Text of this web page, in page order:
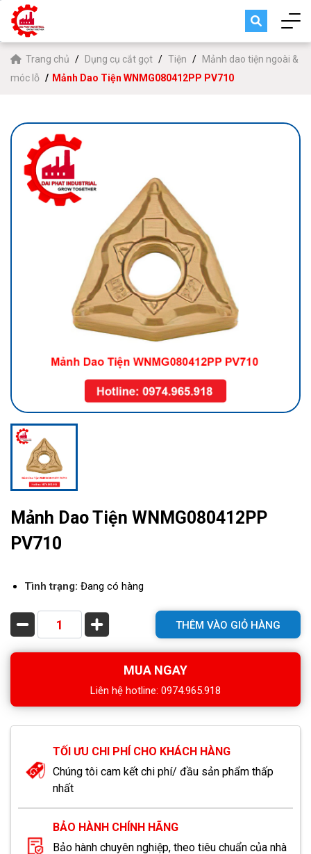
Trang chủ Dụng cụ cắt gọt Tiện
Mảnh dao tiện ngoài &
móc lỗ
Mảnh Dao Tiện WNMG080412PP PV710
Mảnh Dao Tiện WNMG080412PP
PV710
Tình trạng: Đang có hàng
THÊM VÀO GIỎ HÀNG
MUA NGAY
Liên hệ hotline: 0974.965.918
TỐI ƯU CHI PHÍ CHO KHÁCH HÀNG
Chúng tôi cam kết chi phí/ đầu sản phẩm thấp
nhất
BẢO HÀNH CHÍNH HÃNG
Bảo hành chuyên nghiệp, theo tiêu chuẩn của nhà